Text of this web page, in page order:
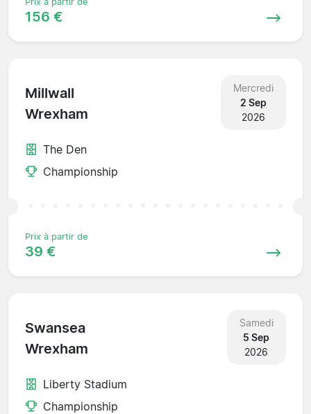
156 €
Millwall
Wrexham
Mercredi
2 Sep
2026
The Den
Championship
Prix à partir de
39 €
Swansea
Wrexham
Samedi
5 Sep
2026
Liberty Stadium
Championship